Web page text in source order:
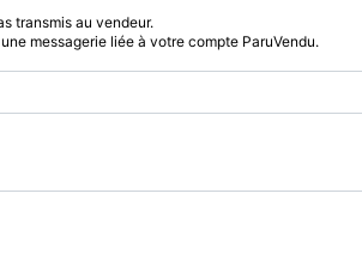
transmis au vendeur.
messagerie liée à votre compte ParuVendu.